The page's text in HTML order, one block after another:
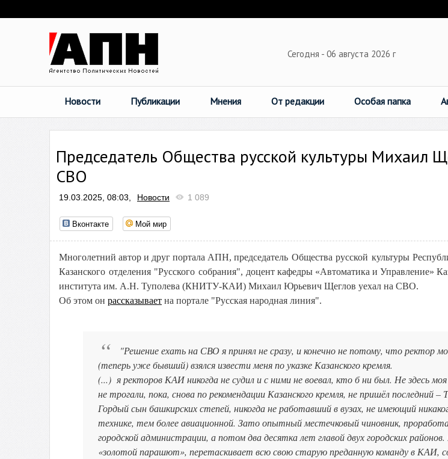
Сегодня - 06 августа 2026 г
Новости Публикации Мнения От редакции Особая папка
Председатель Общества русской культуры Михаил
СВО
19.03.2025, 08:03, Новости 1 089
Вконтакте Мой мир
Многолетний автор и друг портала АПН, председатель Общества русской культуры
Казанского отделения "Русского собрания", доцент кафедры «Автоматика и Управление»
института им. А.Н. Туполева (КНИТУ-КАИ) Михаил Юрьевич Щеглов уехал на СВО.
Об этом он рассказывает на портале "Русская народная линия".
"Решение ехать на СВО я принял не сразу, и конечно не потому, что ректор
(теперь уже бывший) взялся извести меня по указке Казанского кремля.
(...) я ректоров КАИ никогда не судил и с ними не воевал, кто б ни был. Не здесь
не трогали, пока, снова по рекомендации Казанского кремля, не пришёл последний –
Гордый сын башкирских степей, никогда не работавший в вузах, не имеющий
технике, тем более авиационной. Зато опытный местечковый чиновник,
городской администрации, а потом два десятка лет главой двух городских
«золотой парашют», перетаскивает всю свою старую преданную команду в КАИ,